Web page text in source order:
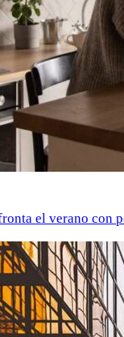
el verano con